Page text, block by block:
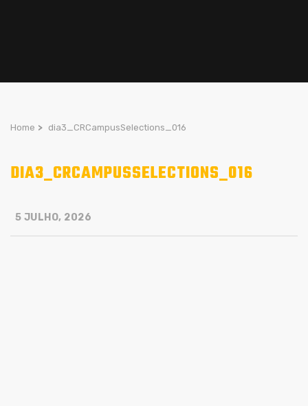
Home > dia3_CRCampusSelections_016
DIA3_CRCAMPUSSELECTIONS_016
5 JULHO, 2026